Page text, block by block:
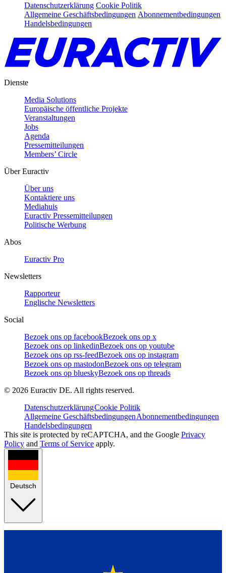
Datenschutzerklärung Cookie Politik
Allgemeine Geschäftsbedingungen Abonnementbedingungen
Handelsbedingungen
Dienste
Media Solutions
Europäische öffentliche Projekte
Veranstaltungen
Jobs
Agenda
Pressemitteilungen
Members’ Circle
Über Euractiv
Über uns
Kontaktiere uns
Mediahuis
Euractiv Pressemitteilungen
Politische Werbung
Abos
Euractiv Pro
Newsletters
Rapporteur
Englische Newsletters
Social
Bezoek ons op facebookBezoek ons op x
Bezoek ons op linkedinBezoek ons op youtube
Bezoek ons op rss-feedBezoek ons op instagram
Bezoek ons op mastodonBezoek ons op telegram
Bezoek ons op blueskyBezoek ons op threads
© 2026 Euractiv DE. All rights reserved.
DatenschutzerklärungCookie Politik
Allgemeine GeschäftsbedingungenAbonnementbedingungen
Handelsbedingungen
This site is protected by reCAPTCHA, and the Google Privacy
Policy and Terms of Service apply.
Deutsch